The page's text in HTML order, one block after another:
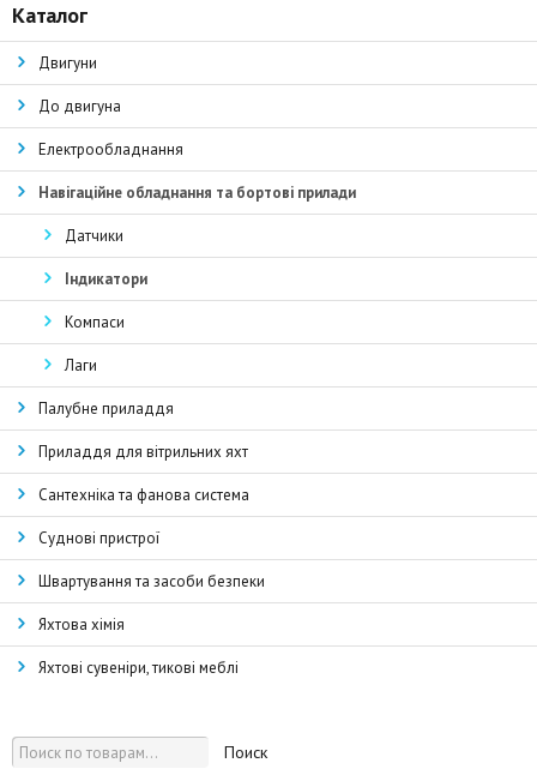
Каталог
Двигуни
До двигуна
Електрообладнання
Навігаційне обладнання та бортові прилади
Датчики
Індикатори
Компаси
Лаги
Палубне приладдя
Приладдя для вітрильних яхт
Сантехніка та фанова система
Суднові пристрої
Швартування та засоби безпеки
Яхтова хімія
Яхтові сувеніри, тикові меблі
Поиск